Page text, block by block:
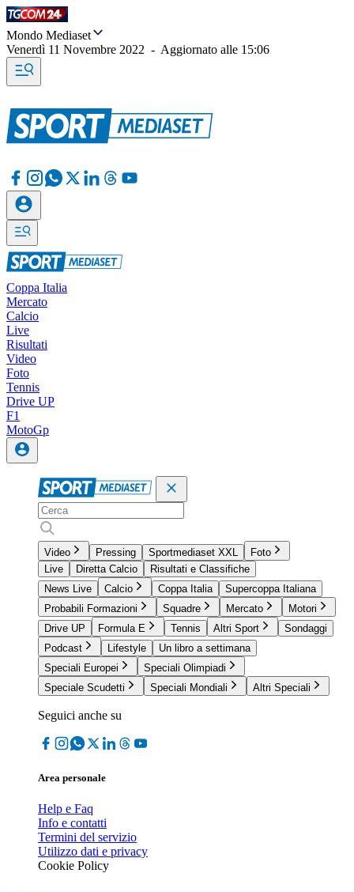
Mondo Mediaset
Venerdì 11 Novembre 2022 - Aggiornato alle 15:06
Coppa Italia
Mercato
Calcio
Live
Risultati
Video
Foto
Tennis
Drive UP
F1
MotoGp
Video Pressing Sportmediaset XXL
Foto
Live
Diretta Calcio
Risultati e Classifiche
News Live
Calcio Coppa Italia
Supercoppa Italiana
Probabili Formazioni
Squadre Mercato
Motori
Drive UP
Formula E Tennis Altri Sport
Sondaggi
Podcast
Lifestyle
Un libro a settimana
Speciali Europei
Speciali Olimpiadi
Speciale Scudetti
Speciali Mondiali Altri Speciali
Seguici anche su
Area personale
Help e Faq
Info e contatti
Termini del servizio
Utilizzo dati e privacy
Cookie Policy